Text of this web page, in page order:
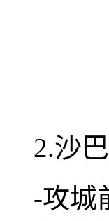
2.沙
-攻城